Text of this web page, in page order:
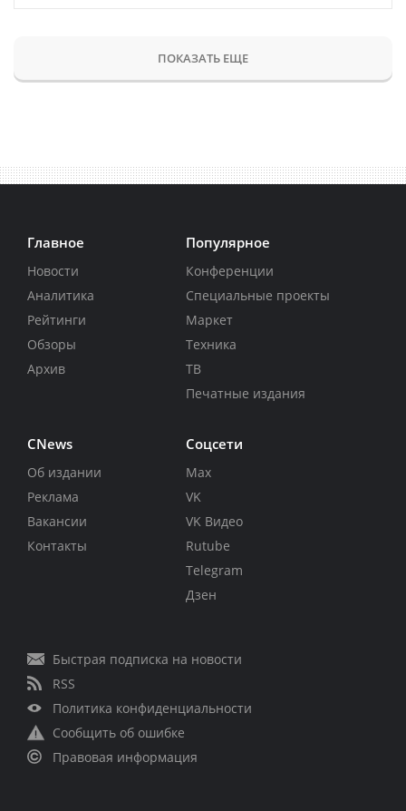
ПОКАЗАТЬ ЕЩЕ
Главное
Новости
Аналитика
Рейтинги
Обзоры
Архив
Популярное
Конференции
Специальные проекты
Маркет
Техника
ТВ
Печатные издания
CNews
Об издании
Реклама
Вакансии
Контакты
Соцсети
Max
VK
VK Видео
Rutube
Telegram
Дзен
Быстрая подписка на новости
RSS
Политика конфиденциальности
Сообщить об ошибке
Правовая информация